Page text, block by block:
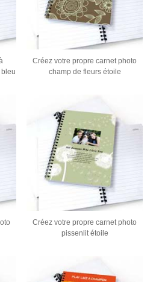
Créez votre propre carnet photo
champ de fleurs étoile
Créez votre propre carnet photo
pissenlit étoile